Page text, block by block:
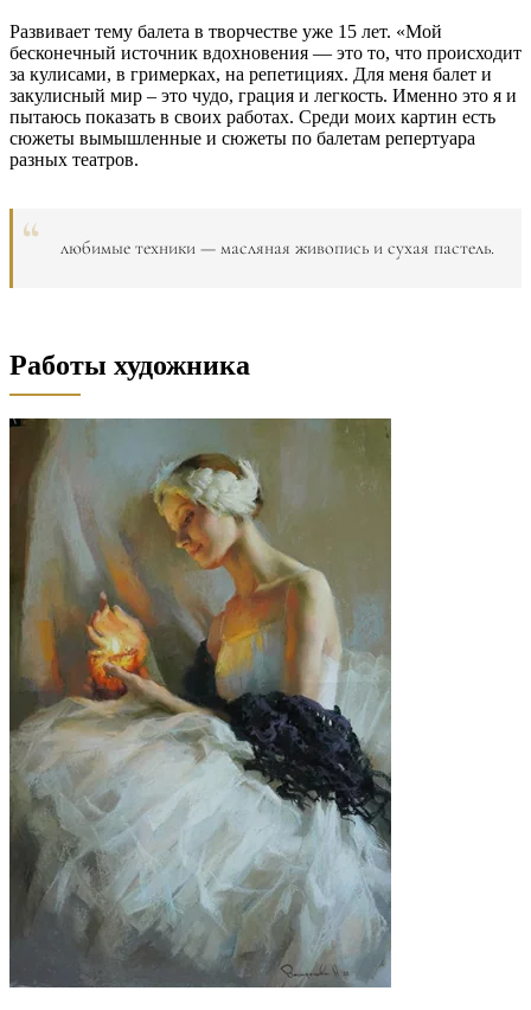
Развивает тему балета в творчестве уже 15 лет. «Мой
бесконечный источник вдохновения — это то, что происходит
за кулисами, в гримерках, на репетициях. Для меня балет и
закулисный мир – это чудо, грация и легкость. Именно это я и
пытаюсь показать в своих работах. Среди моих картин есть
сюжеты вымышленные и сюжеты по балетам репертуара
разных театров.
любимые техники — масляная живопись и сухая пастель.
Работы художника